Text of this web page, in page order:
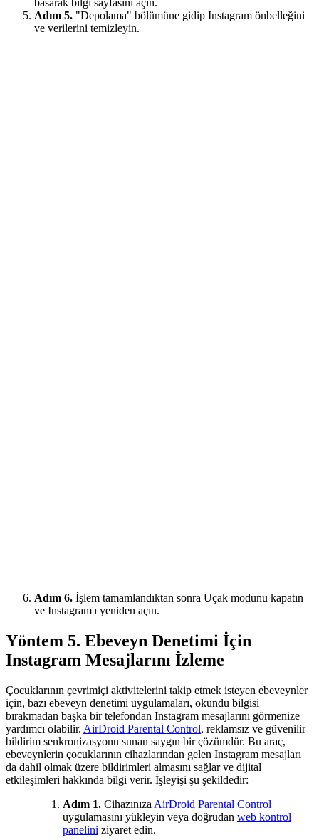
basarak bilgi sayfasını açın.
Adım 5. "Depolama" bölümüne gidip Instagram önbelleğini
ve verilerini temizleyin.
Adım 6. İşlem tamamlandıktan sonra Uçak modunu kapatın
ve Instagram'ı yeniden açın.
Yöntem 5. Ebeveyn Denetimi İçin
Instagram Mesajlarını İzleme
Çocuklarının çevrimiçi aktivitelerini takip etmek isteyen ebeveynler
için, bazı ebeveyn denetimi uygulamaları, okundu bilgisi
bırakmadan başka bir telefondan Instagram mesajlarını görmenize
yardımcı olabilir. AirDroid Parental Control, reklamsız ve güvenilir
bildirim senkronizasyonu sunan saygın bir çözümdür. Bu araç,
ebeveynlerin çocuklarının cihazlarından gelen Instagram mesajları
da dahil olmak üzere bildirimleri almasını sağlar ve dijital
etkileşimleri hakkında bilgi verir. İşleyişi şu şekildedir:
Adım 1. Cihazınıza AirDroid Parental Control
uygulamasını yükleyin veya doğrudan web kontrol
panelini ziyaret edin.